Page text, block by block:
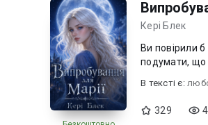
Кері Блек
Ви повірили
подумати, що
В текcті є:
329